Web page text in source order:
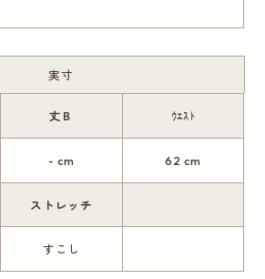
実寸
丈Ｂ
- cm
ｳｴｽﾄ
62 cm
ストレッチ
すこし